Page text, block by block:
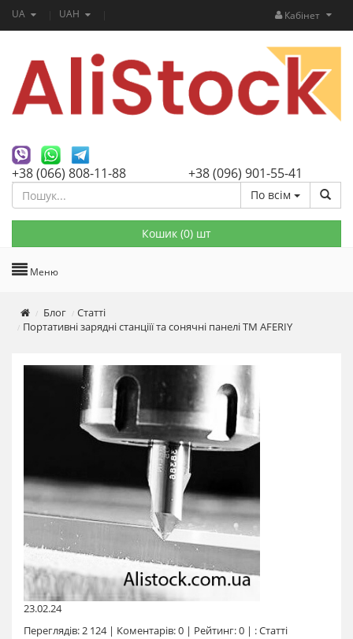
UA UAH Кабінет
+38 (066) 808-11-88 +38 (096) 901-55-41
По всім
Кошик (0) шт
Меню
Блог
Статті
Портативні зарядні станціїї та сонячні панелі ТМ AFERIY
23.02.24
Переглядів: 2 124 | Коментарів: 0 | Рейтинг: 0 | :Статті